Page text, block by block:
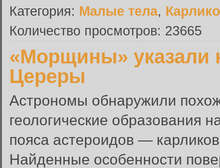
Категория: Малые тела,
Количество просмотров: 23665
«Морщины» указали
Цереры
Астрономы обнаружили
геологические образования
пояса астероидов —
Найденные особенности